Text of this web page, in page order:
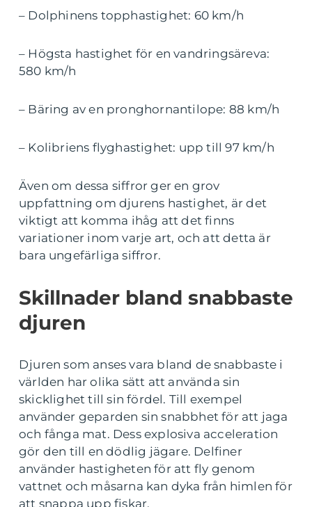
– Dolphinens topphastighet: 60 km/h
– Högsta hastighet för en vandringsäreva:
580 km/h
– Bäring av en pronghornantilope: 88 km/h
– Kolibriens flyghastighet: upp till 97 km/h
Även om dessa siffror ger en grov
uppfattning om djurens hastighet, är det
viktigt att komma ihåg att det finns
variationer inom varje art, och att detta är
bara ungefärliga siffror.
Skillnader bland snabbaste
djuren
Djuren som anses vara bland de snabbaste i
världen har olika sätt att använda sin
skicklighet till sin fördel. Till exempel
använder geparden sin snabbhet för att jaga
och fånga mat. Dess explosiva acceleration
gör den till en dödlig jägare. Delfiner
använder hastigheten för att fly genom
vattnet och måsarna kan dyka från himlen för
att snappa upp fiskar.